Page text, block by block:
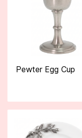
Pewter Egg Cup